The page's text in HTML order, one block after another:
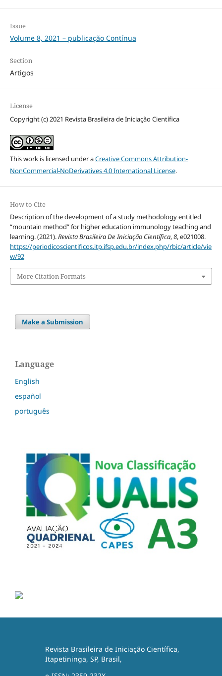
Issue
Volume 8, 2021 – publicação Contínua
Section
Artigos
License
Copyright (c) 2021 Revista Brasileira de Iniciação Científica
This work is licensed under aCreative Commons Attribution-
NonCommercial-NoDerivatives 4.0 International License.
How to Cite
Description of the development of a study methodology entitled
“mountain method” for higher education immunology teaching and
learning. (2021).Revista Brasileira De Iniciação Científica,8, e021008.
https://periodicoscientificos.itp.ifsp.edu.br/index.php/rbic/article/vie
w/92
More Citation Formats
Make a Submission
Language
English
español
português
Revista Brasileira de Iniciação Científica,
Itapetininga, SP, Brasil,